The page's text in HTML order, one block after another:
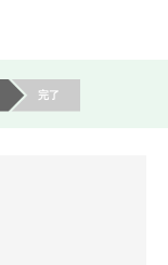
完了